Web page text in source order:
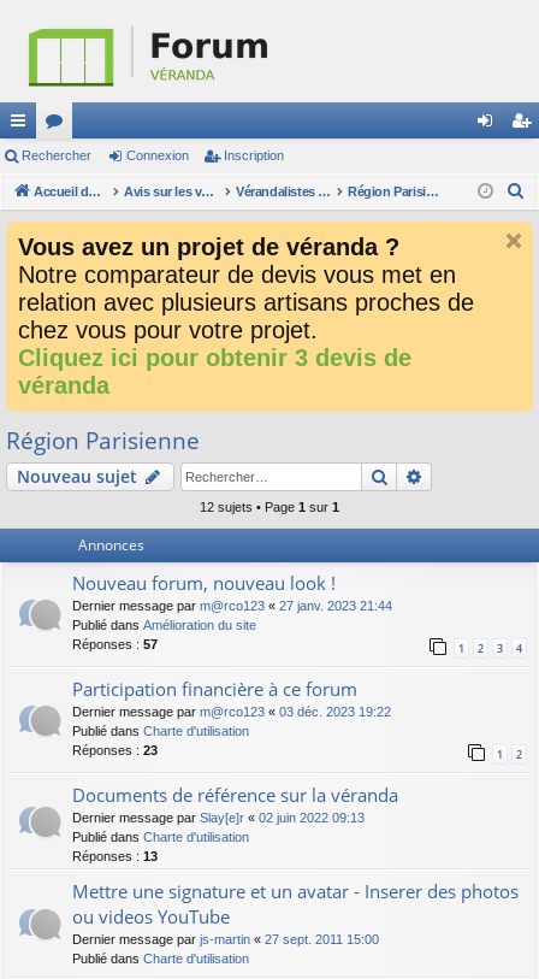
ac
co
ci
or
u
s
ne cri
Rechercher Connexion Inscription
Accueil du forum Avis sur les verandalistes et les devis Vérandalistes par secteur Région Parisienne
Vous avez un projet de véranda ?
Notre comparateur de devis vous met en
relation avec plusieurs artisans proches de
chez vous pour votre projet.
Cliquez ici pour obtenir 3 devis de
véranda
Région Parisienne
Nouveau sujet Rechercher
12 sujets • Page 1 sur 1
Annonces
Nouveau forum, nouveau look !
Dernier message par m@rco123 « 27 janv. 2023 21:44
Publié dans Amélioration du site
Réponses : 57 1 2 3 4
Participation financière à ce forum
Dernier message par m@rco123 « 03 déc. 2023 19:22
Publié dans Charte d'utilisation
Réponses : 23 1 2
Documents de référence sur la véranda
Dernier message par Slay[e]r « 02 juin 2022 09:13
Publié dans Charte d'utilisation
Réponses : 13
Mettre une signature et un avatar - Inserer des photos
ou videos YouTube
Dernier message par js-martin « 27 sept. 2011 15:00
Publié dans Charte d'utilisation